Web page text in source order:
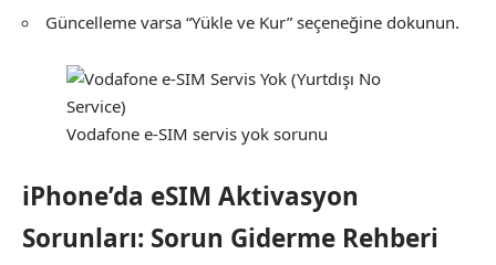
Güncelleme varsa “Yükle ve Kur” seçeneğine dokunun.
Vodafone e-SIM servis yok sorunu
iPhone’da eSIM Aktivasyon
Sorunları: Sorun Giderme Rehberi